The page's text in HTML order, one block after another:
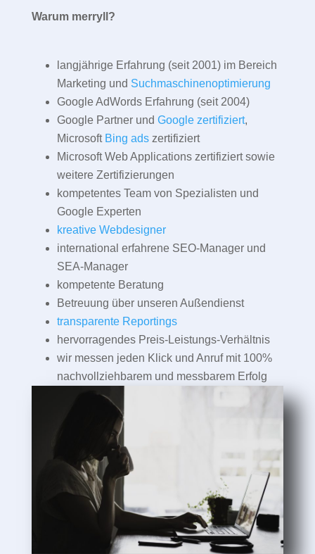
Warum merryll?
langjährige Erfahrung (seit 2001) im Bereich
Marketing und Suchmaschinenoptimierung
Google AdWords Erfahrung (seit 2004)
Google Partner und Google zertifiziert,
Microsoft Bing adszertifiziert
Microsoft Web Applications zertifiziert sowie
weitere Zertifizierungen
kompetentes Team von Spezialisten und
Google Experten
kreative Webdesigner
international erfahrene SEO-Manager und
SEA-Manager
kompetente Beratung
Betreuung über unseren Außendienst
transparente Reportings
hervorragendes Preis-Leistungs-Verhältnis
wir messen jeden Klick und Anruf mit 100%
nachvollziehbarem und messbarem Erfolg